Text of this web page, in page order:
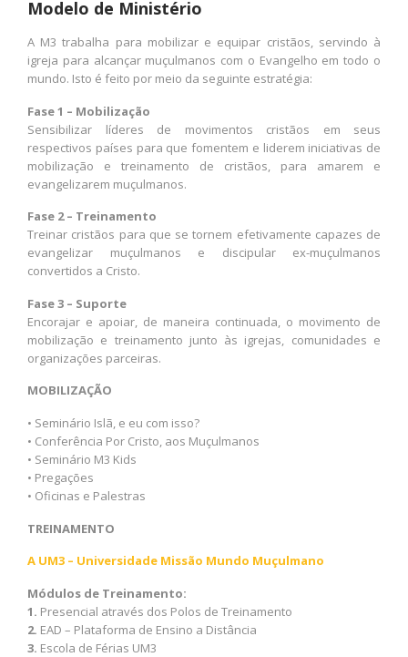
Modelo de Ministério
A M3 trabalha para mobilizar e equipar cristãos, servindo à
igreja para alcançar muçulmanos com o Evangelho em todo o
mundo. Isto é feito por meio da seguinte estratégia:
Fase 1 – Mobilização
Sensibilizar líderes de movimentos cristãos em seus
respectivos países para que fomentem e liderem iniciativas de
mobilização e treinamento de cristãos, para amarem e
evangelizarem muçulmanos.
Fase 2 – Treinamento
Treinar cristãos para que se tornem efetivamente capazes de
evangelizar muçulmanos e discipular ex-muçulmanos
convertidos a Cristo.
Fase 3 – Suporte
Encorajar e apoiar, de maneira continuada, o movimento de
mobilização e treinamento junto às igrejas, comunidades e
organizações parceiras.
MOBILIZAÇÃO
• Seminário Islã, e eu com isso?
• Conferência Por Cristo, aos Muçulmanos
• Seminário M3 Kids
• Pregações
• Oficinas e Palestras
TREINAMENTO
A UM3 – Universidade Missão Mundo Muçulmano
Módulos de Treinamento:
1. Presencial através dos Polos de Treinamento
2. EAD – Plataforma de Ensino a Distância
3. Escola de Férias UM3